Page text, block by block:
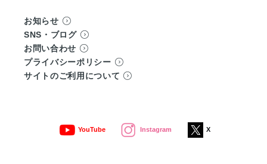
お知らせ
SNS・ブログ
お問い合わせ
プライバシーポリシー
サイトのご利用について
YouTube Instagram X